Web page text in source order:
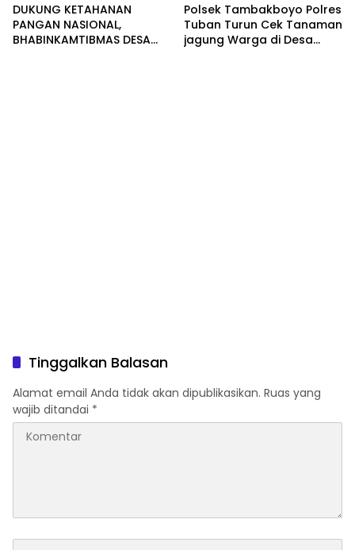
DUKUNG KETAHANAN
PANGAN NASIONAL,
BHABINKAMTIBMAS DESA
Polsek Tambakboyo Polres
Tuban Turun Cek Tanaman
jagung Warga di Desa
Tinggalkan Balasan
Alamat email Anda tidak akan dipublikasikan. Ruas yang
wajib ditandai *